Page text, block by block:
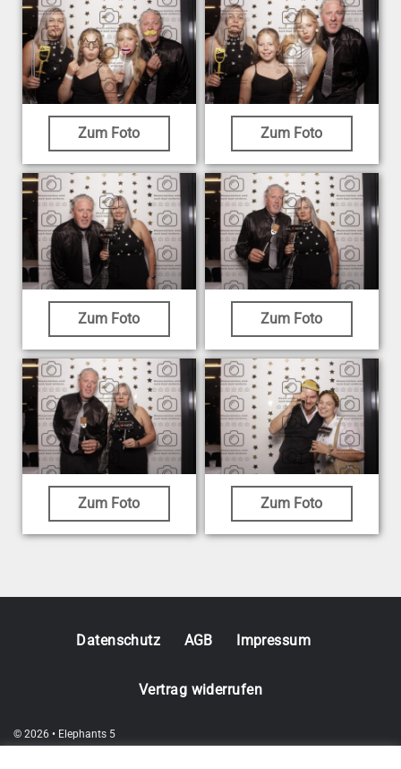
Zum Foto Zum Foto
Zum Foto Zum Foto
Zum Foto Zum Foto
© 2026 • Elephants 5
Datenschutz AGB Impressum
Vertrag widerrufen